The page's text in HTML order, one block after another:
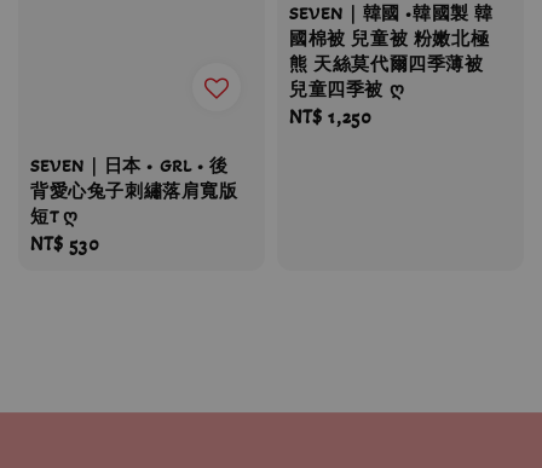
SEVEN｜日本 • GRL • 後
背愛心兔子刺繡落肩寬版
短T ღ
Regular
NT$ 530
SEVEN｜韓國 •韓國製 韓
國棉被 兒童被 粉嫩北極
熊 天絲莫代爾四季薄被
兒童四季被 ღ
Regular
NT$ 1,250